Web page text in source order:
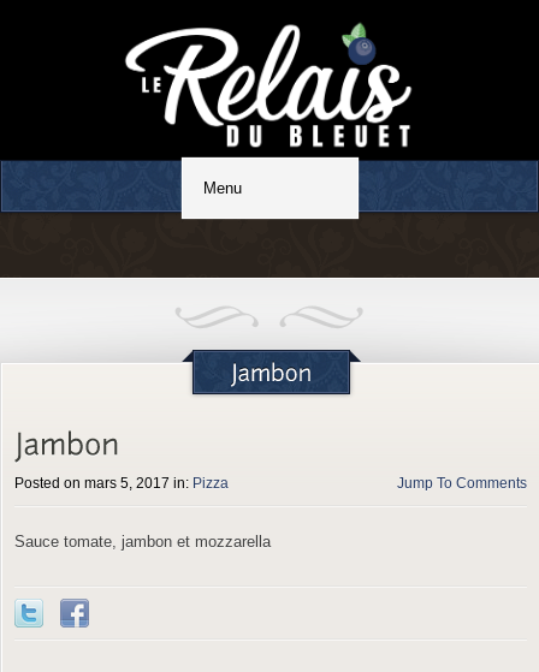
Posted on mars 5, 2017 in: Pizza Jump To Comments
Sauce tomate, jambon et mozzarella